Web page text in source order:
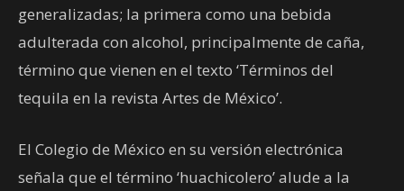
generalizadas; la primera como una bebida
adulterada con alcohol, principalmente de caña,
término que vienen en el texto ‘Términos del
tequila en la revista Artes de México’.
El Colegio de México en su versión electrónica
señala que el término ‘huachicolero’ alude a la